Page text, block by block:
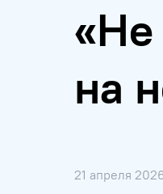
«Не
на
21 апреля